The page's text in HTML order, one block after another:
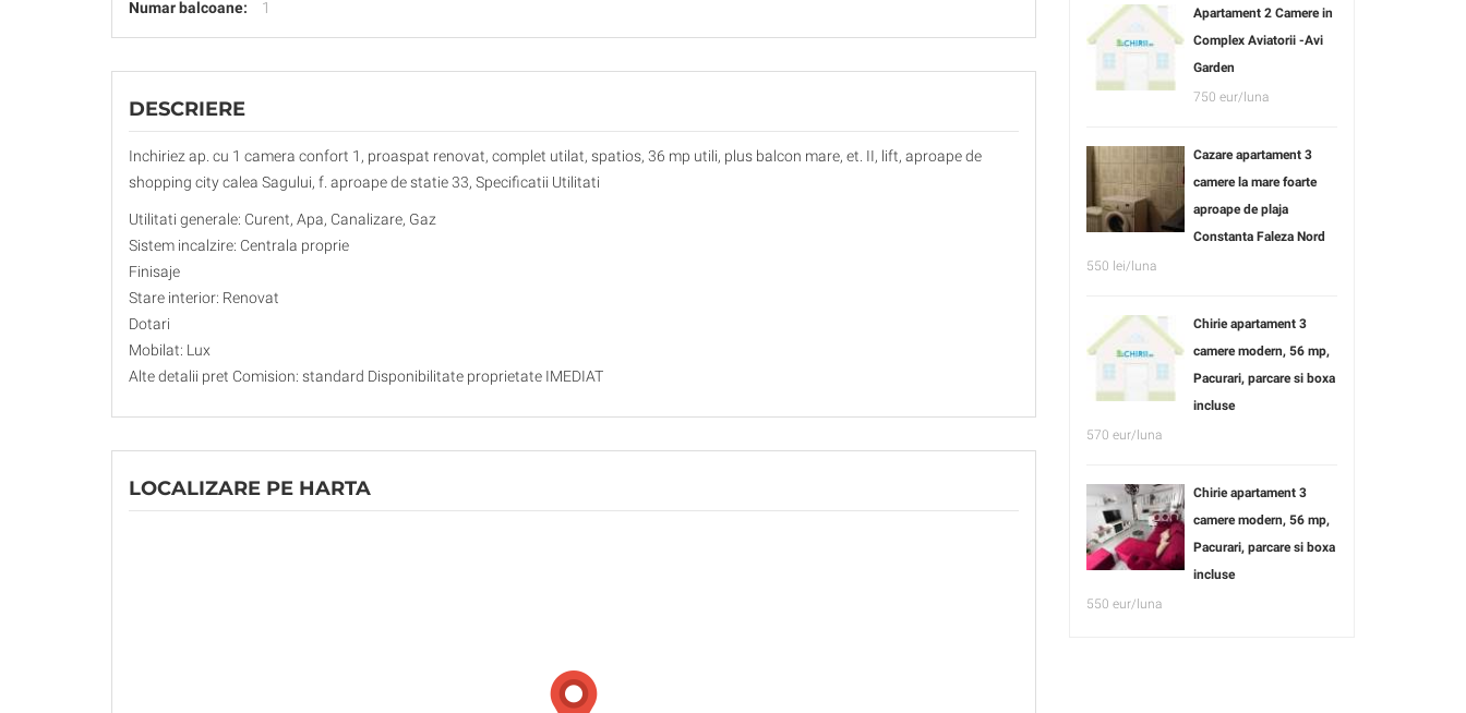
Numar balcoane:
1
DESCRIERE
Inchiriez ap. cu 1 camera confort 1, proaspat renovat, complet utilat, spatios, 36 mp utili, plus balcon mare, et. II, lift, aproape de
shopping city calea Sagului, f. aproape de statie 33, Specificatii Utilitati
Utilitati generale: Curent, Apa, Canalizare, Gaz
Sistem incalzire: Centrala proprie
Finisaje
Stare interior: Renovat
Dotari
Mobilat: Lux
Alte detalii pret Comision: standard Disponibilitate proprietate IMEDIAT
LOCALIZARE PE HARTA
Apartament 2 Camere in
Complex Aviatorii -Avi
Garden
750 eur/luna
Cazare apartament 3
camere la mare foarte
aproape de plaja
Constanta Faleza Nord
550 lei/luna
Chirie apartament 3
camere modern, 56 mp,
Pacurari, parcare si boxa
incluse
570 eur/luna
Chirie apartament 3
camere modern, 56 mp,
Pacurari, parcare si boxa
incluse
550 eur/luna